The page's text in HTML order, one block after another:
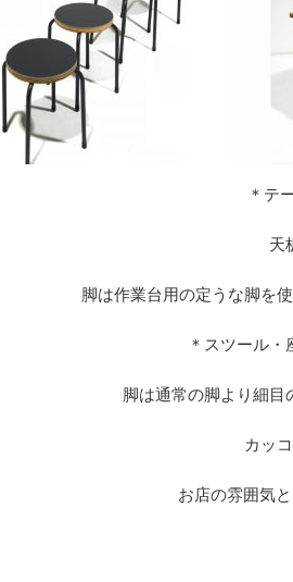
＊テ
天
脚は作業台用の定うな脚を
＊スツール・
脚は通常の脚より細目
カッ
お店の雰囲気